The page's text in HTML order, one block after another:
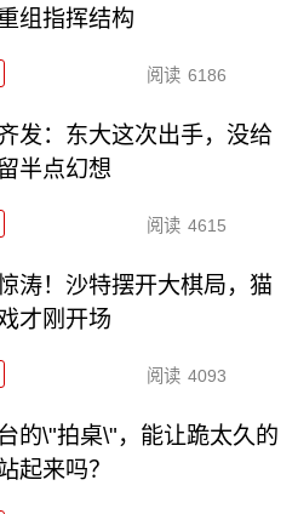
组指挥结构
阅读 6186
发：东大这次出手，没给
半点幻想
阅读 4615
涛！沙特摆开大棋局，猫
才刚开场
阅读 4093
的\"拍桌\"，能让跪太久的
起来吗？